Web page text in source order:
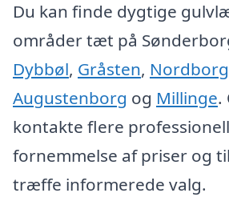
Du kan finde dygtige
områder tæt på
Dybbøl, Gråsten, Nordborg
Augustenborg og Millinge.
kontakte flere
fornemmelse af priser og
træffe informerede valg.